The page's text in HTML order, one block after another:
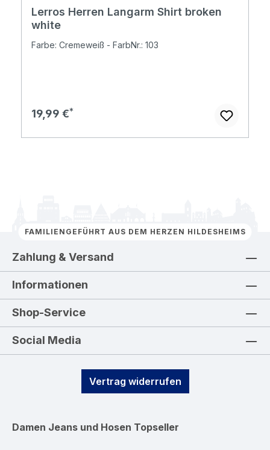
Lerros Herren Langarm Shirt broken
white
Farbe: Cremeweiß - FarbNr.: 103
Regulärer Preis:
19,99 €
FAMILIENGEFÜHRT AUS DEM HERZEN HILDESHEIMS
Zahlung & Versand
Informationen
Shop-Service
Social Media
Vertrag widerrufen
Damen Jeans und Hosen Topseller